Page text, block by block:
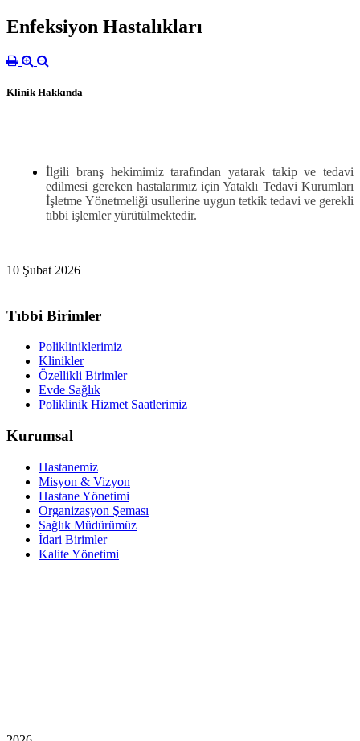
Enfeksiyon Hastalıkları
Klinik Hakkında
İlgili branş hekimimiz tarafından yatarak takip ve tedavi
edilmesi gereken hastalarımız için Yataklı Tedavi Kurumları
İşletme Yönetmeliği usullerine uygun tetkik tedavi ve gerekli
tıbbi işlemler yürütülmektedir.
10 Şubat 2026
Tıbbi Birimler
Polikliniklerimiz
Klinikler
Özellikli Birimler
Evde Sağlık
Poliklinik Hizmet Saatlerimiz
Kurumsal
Hastanemiz
Misyon & Vizyon
Hastane Yönetimi
Organizasyon Şeması
Sağlık Müdürümüz
İdari Birimler
Kalite Yönetimi